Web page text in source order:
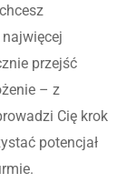
przejść
– z
Cię krok
potencjał